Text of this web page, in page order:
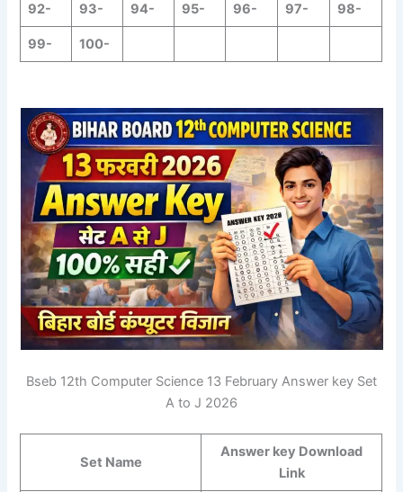
92- 93- 94- 95- 96- 97- 98-
99- 100-
Bseb 12th Computer Science 13 February Answer key Set
A to J 2026
Set Name
Answer key Download
Link